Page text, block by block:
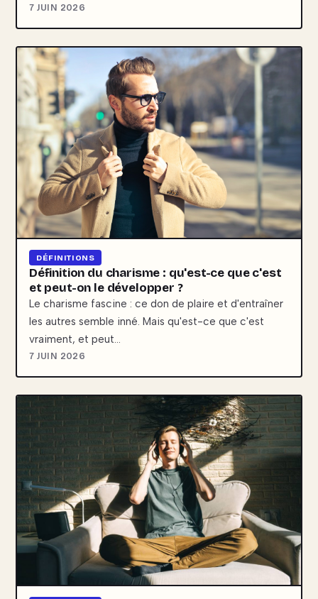
7 JUIN 2026
DÉFINITIONS
Définition du charisme : qu'est-ce que c'est
et peut-on le développer ?
Le charisme fascine : ce don de plaire et d'entraîner
les autres semble inné. Mais qu'est-ce que c'est
vraiment, et peut…
7 JUIN 2026